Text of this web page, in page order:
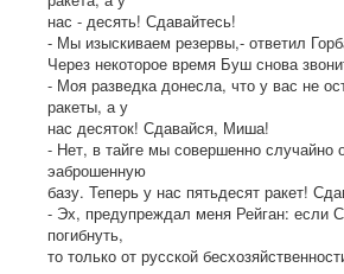
нас - десять! Сдавайтесь!
- Мы изыскиваем резервы,- ответил
Через некоторое время Буш снова
- Моя разведка донесла, что у вас не
ракеты, а у
нас десяток! Сдавайся, Миша!
- Нет, в тайге мы совершенно случайно
эаброшенную
базу. Теперь у нас пятьдесят ракет!
- Эх, предупреждал меня Рейган: если
погибнуть,
то только от русской